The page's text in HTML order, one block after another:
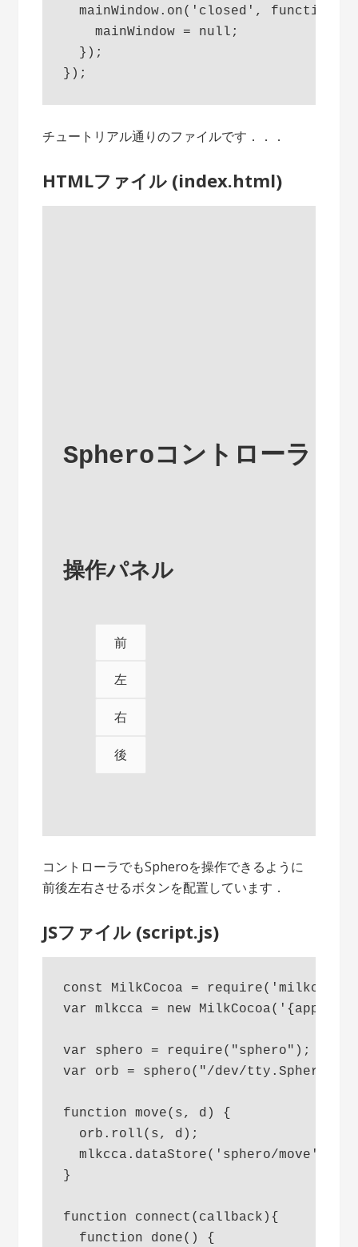
mainWindow.on('closed', function()
    mainWindow = null;
  });
チュートリアル通りのファイルです．．．
HTMLファイル (index.html)
Spheroコントローラ
操作パネル
前
左
右
後
コントローラでもSpheroを操作できるように
前後左右させるボタンを配置しています．
JSファイル (script.js)
const MilkCocoa =
var mlkcca = new MilkCocoa('{app-
var sphero = require("sphero");
var orb = sphero("/dev/tty.Sphero-
function move(s, d) {
  orb.roll(s, d);
mlkcca.dataStore('sphero/
}
function connect(callback){
  function done() {